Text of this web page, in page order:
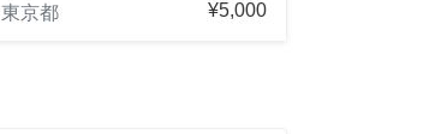
東京都
¥5,000